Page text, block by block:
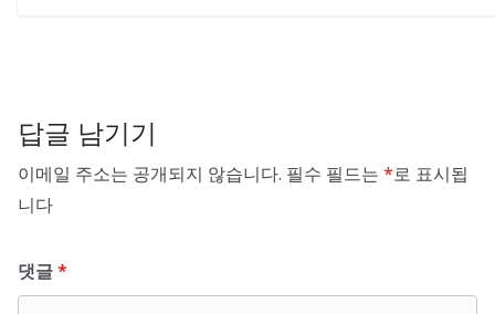
답글 남기기
이메일 주소는 공개되지 않습니다. 필수 필드는 *로 표시됩
니다
댓글*